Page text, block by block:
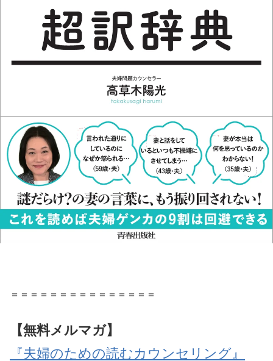
＝＝＝＝＝＝＝＝＝＝＝＝＝＝＝
【無料メルマガ】
『夫婦のための読むカウンセリング』